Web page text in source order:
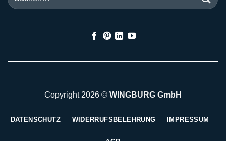
nach:
Copyright 2026 © WINGBURG GmbH
DATENSCHUTZ WIDERRUFSBELEHRUNG IMPRESSUM